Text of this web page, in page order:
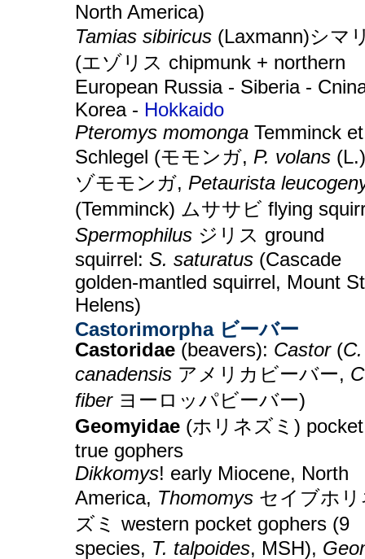
North America)
Tamias sibiricus (Laxmann)シマ
(エゾリス chipmunk + northern
European Russia - Siberia -
Korea - Hokkaido
Pteromys momonga Temminck et
Schlegel (モモンガ, P. volans
ゾモモンガ, Petaurista
(Temminck) ムササビ flying
Spermophilus ジリス ground
squirrel: S. saturatus (Cascade
golden-mantled squirrel, Mount
Helens)
Castorimorpha ビーバー
Castoridae (beavers): Castor(C.
canadensis アメリカビーバー,
fiberヨーロッパビーバー)
Geomyidae (ホリネズミ)
true gophers
Dikkomys! early Miocene, North
America, Thomomys セイブホ
ズミ western pocket gophers (9
species, T. talpoides, MSH),